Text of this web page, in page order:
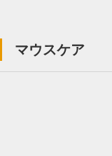
マウスケア